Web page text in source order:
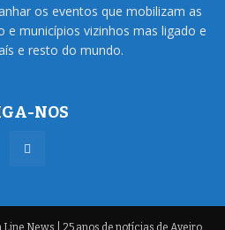
os eventos que mobilizam as
e municípios vizinhos mas ligado e
e resto do mundo.
NOS
News | 25 anos de notícias de Aveiro